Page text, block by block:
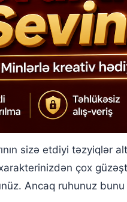
sizə etdiyi təzyiqlər
çox
Ancaq ruhunuz